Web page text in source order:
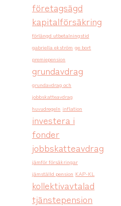
företagsägd
kapitalförsäkring
förlängd utbetalningstid
gabriella ekström ge bort
premiepension
grundavdrag
grundavdrag och
jobbskatteavdrag
huvudregeln inflation
investera i
fonder
jobbskatteavdrag
jämför försäkringar
jämställd pension KAP-KL
kollektivavtalad
tjänstepension